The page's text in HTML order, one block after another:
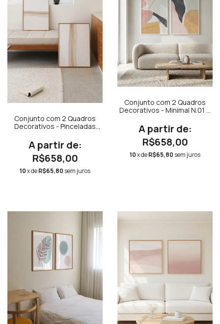
Conjunto com 2 Quadros
Decorativos - Pinceladas
Bege e Ocre + Pinceladas
Aquareladas em Rosa,
Bege e Ocre 02
R$658,00
10x deR$65,80 sem juros
Conjunto com 2 Quadros
Decorativos - Minimal N.01 +
R$658,00
10x deR$65,80 sem juros